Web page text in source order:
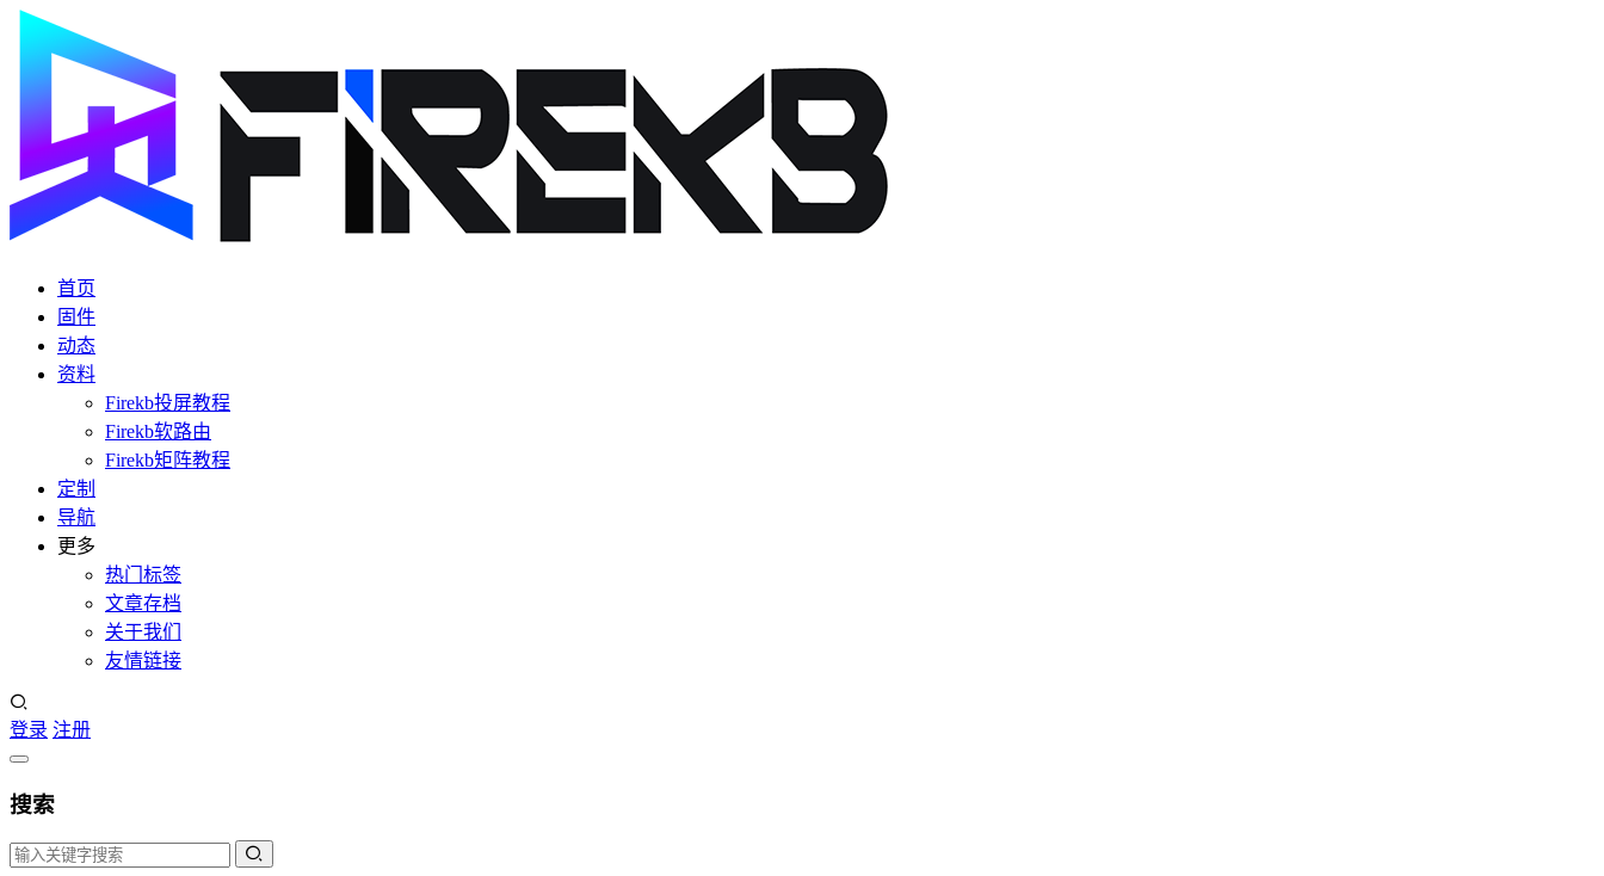
首页
固件
动态
资料
Firekb投屏教程
Firekb软路由
Firekb矩阵教程
定制
导航
更多
热门标签
文章存档
关于我们
友情链接
登录 注册
搜索